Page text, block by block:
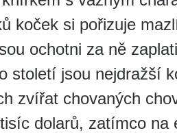
koček si pořizuje
ochotni za ně
století jsou nejdražší
zvířat chovaných
dolarů, zatímco na